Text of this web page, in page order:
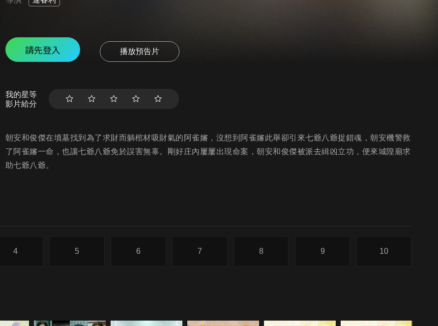
請先登入 播放預告片
我的星等
影片給分
朝安和俊傑在墳墓找到為了求財而躺棺材吸財氣的阿雀嬸，沒想到阿雀嬸此舉卻引來七爺八爺捉錯魂，朝安機警救
了阿雀嬸一命，也讓七爺八爺免於誤害無辜。剛好庄內屢屢出現命案，朝安和俊傑被派去緝凶立功，便來城隍廟求
助七爺八爺。
4 5 6 7 8 9 10